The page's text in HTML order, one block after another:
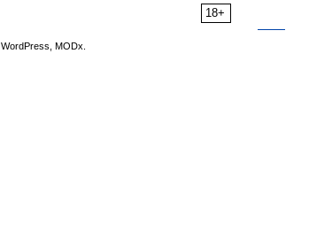
18+
WordPress, MODx.